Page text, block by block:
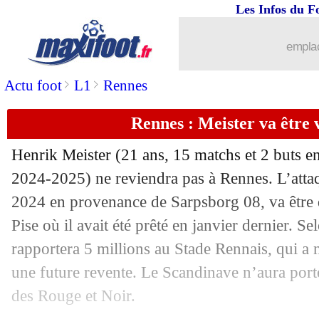
Actu foot> L1 > Rennes
Les Infos du
Rennes : Meister va être
Henrik Meister (21 ans, 15 matchs et 2 buts
2024-2025) ne reviendra pas à Rennes.
2024 en provenance de Sarpsborg 08, va
Pise où il avait été prêté en janvier dernier.
rapportera 5 millions au Stade Rennais, qui a
une future revente. Le Scandinave n’aura
des Rouge et Noir.
Bologne : Ndoye signe à Forest
31/07 Chelsea: Kendry Paez prêté à
31/07 Neom : Abdoulaye Doucouré recruté
31/07 Persepolis: Aurier signe en Iran
31/07 Juve: ça se précise pour Kolo Muani
Bayern : Davies donne de ses
31/07 OM : Ordoñez, discussions lancées
31/07 Amical: Monaco bat encore le Torino